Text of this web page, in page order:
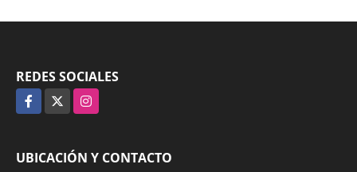
REDES SOCIALES
Facebook Instagram